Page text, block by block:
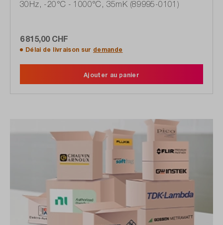
30Hz, -20°C - 1000°C, 35mK (89995-0101)
6 815,00 CHF
Délai de livraison sur demande
Ajouter au panier